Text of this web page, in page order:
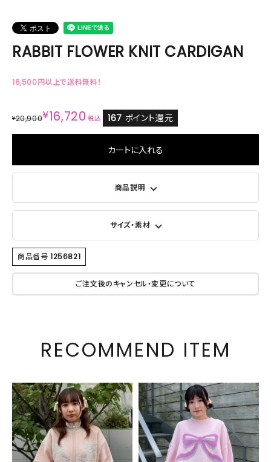
RABBIT FLOWER KNIT CARDIGAN
16,500円以上で送料無料！
¥20,900¥16,720 税込 167 ポイント還元
カートに入れる
商品説明
サイズ・素材
商品番号 1256821
ご注文後のキャンセル・変更について
RECOMMEND ITEM